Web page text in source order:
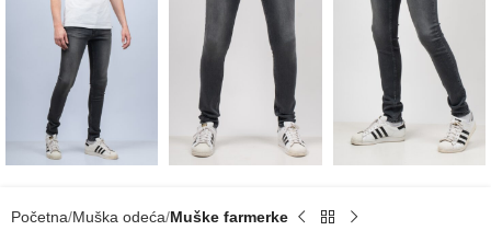
Početna Muška odeća Muške farmerke